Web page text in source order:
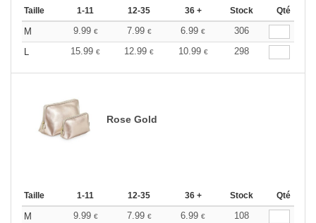
Taille 1-11 12-35 36 + Stock Qté
M 9.99 € 7.99 € 6.99 €
306
L
15.99 € 12.99 € 10.99 € 298
Rose Gold
Taille 1-11 12-35 36 + Stock Qté
M 9.99 € 7.99 € 6.99 €
108